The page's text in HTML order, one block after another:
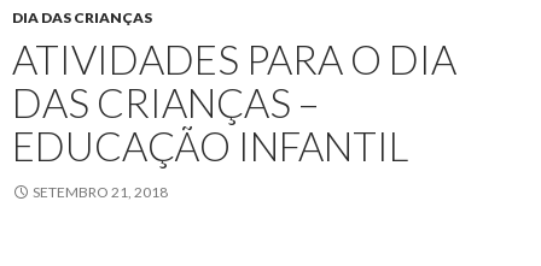
DIA DAS CRIANÇAS
ATIVIDADES PARA O DIA
DAS CRIANÇAS –
EDUCAÇÃO INFANTIL
SETEMBRO 21, 2018